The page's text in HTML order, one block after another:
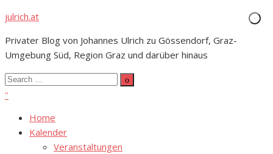
Skip
content
julrich.at
Privater Blog von Johannes Ulrich zu Gössendorf, Graz-
Umgebung Süd, Region Graz und darüber hinaus
Search
for:
Search
Home
Kalender
Veranstaltungen